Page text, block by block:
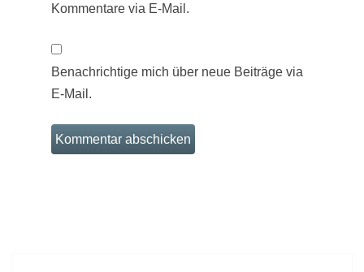
Kommentare via E-Mail.
Benachrichtige mich über neue Beiträge via
E-Mail.